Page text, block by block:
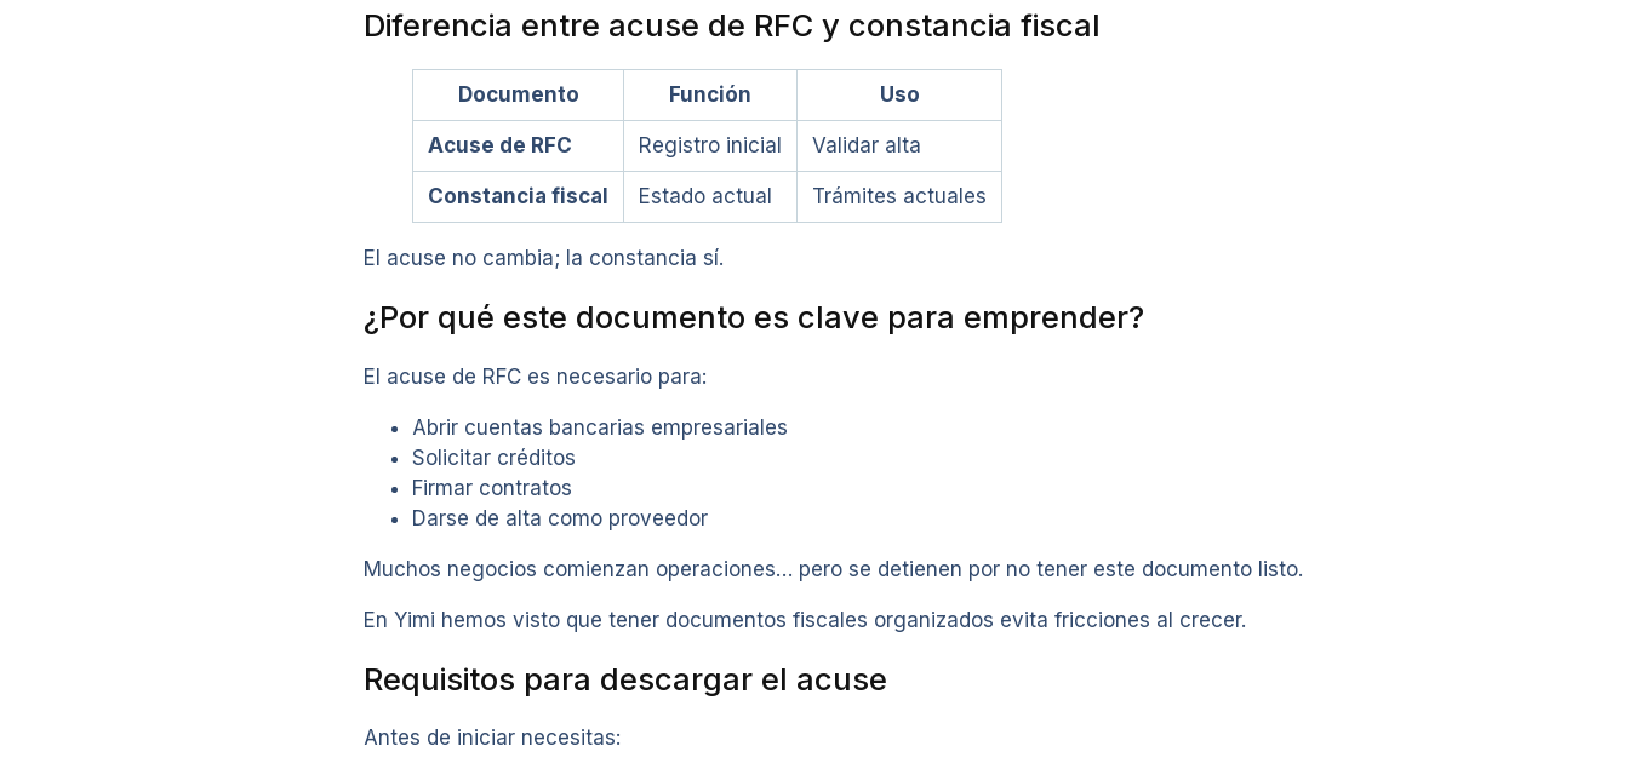
Diferencia entre acuse de RFC y constancia fiscal
Documento Función Uso
Acuse de RFC Registro inicial Validar alta
Constancia fiscal Estado actual Trámites actuales
El acuse no cambia; la constancia sí.
¿Por qué este documento es clave para emprender?
El acuse de RFC es necesario para:
Abrir cuentas bancarias empresariales
Solicitar créditos
Firmar contratos
Darse de alta como proveedor
Muchos negocios comienzan operaciones… pero se detienen por no tener este documento listo.
En Yimi hemos visto que tener documentos fiscales organizados evita fricciones al crecer.
Requisitos para descargar el acuse
Antes de iniciar necesitas: